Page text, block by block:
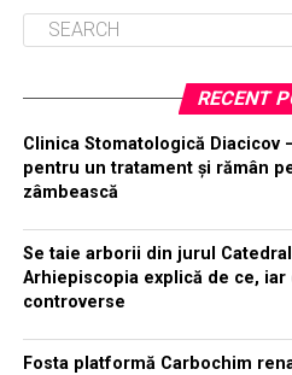
RECENT
Clinica Stomatologică Diacicov
pentru un tratament și rămân
zâmbească
Se taie arborii din jurul
Arhiepiscopia explică de ce,
controverse
Fosta platformă Carbochim